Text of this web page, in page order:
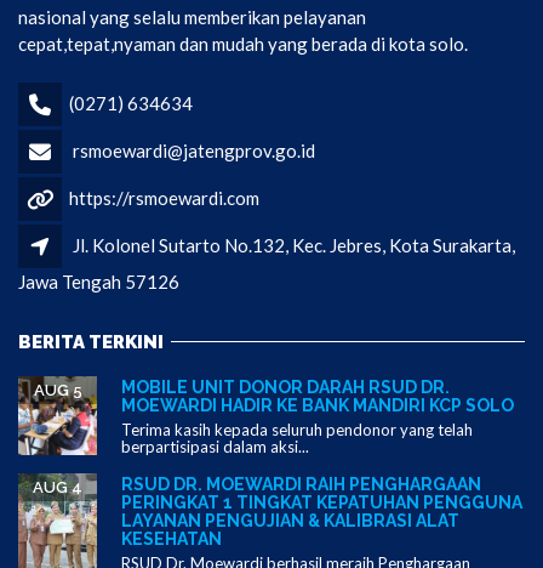
nasional yang selalu memberikan pelayanan
cepat,tepat,nyaman dan mudah yang berada di kota solo.
(0271) 634634
rsmoewardi@jatengprov.go.id
https://rsmoewardi.com
Jl. Kolonel Sutarto No.132, Kec. Jebres, Kota Surakarta,
Jawa Tengah 57126
BERITA TERKINI
MOBILE UNIT DONOR DARAH RSUD DR.
MOEWARDI HADIR KE BANK MANDIRI KCP SOLO
AUG 5
Terima kasih kepada seluruh pendonor yang telah
berpartisipasi dalam aksi...
RSUD DR. MOEWARDI RAIH PENGHARGAAN
PERINGKAT 1 TINGKAT KEPATUHAN PENGGUNA
LAYANAN PENGUJIAN & KALIBRASI ALAT
KESEHATAN
AUG 4
RSUD Dr. Moewardi berhasil meraih Penghargaan